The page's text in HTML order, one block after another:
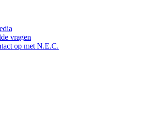
vragen
op met N.E.C.